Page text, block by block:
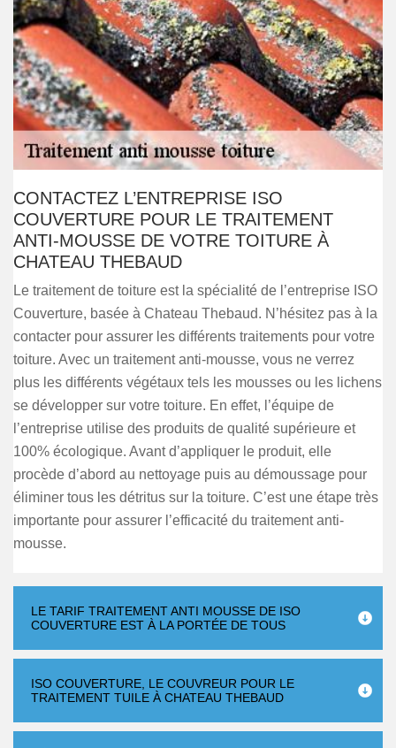
CONTACTEZ L’ENTREPRISE ISO
COUVERTURE POUR LE TRAITEMENT
ANTI-MOUSSE DE VOTRE TOITURE À
CHATEAU THEBAUD
Le traitement de toiture est la spécialité de l’entreprise ISO
Couverture, basée à Chateau Thebaud. N’hésitez pas à la
contacter pour assurer les différents traitements pour votre
toiture. Avec un traitement anti-mousse, vous ne verrez
plus les différents végétaux tels les mousses ou les lichens
se développer sur votre toiture. En effet, l’équipe de
l’entreprise utilise des produits de qualité supérieure et
100% écologique. Avant d’appliquer le produit, elle
procède d’abord au nettoyage puis au démoussage pour
éliminer tous les détritus sur la toiture. C’est une étape très
importante pour assurer l’efficacité du traitement anti-
mousse.
LE TARIF TRAITEMENT ANTI MOUSSE DE ISO
COUVERTURE EST À LA PORTÉE DE TOUS
ISO COUVERTURE, LE COUVREUR POUR LE
TRAITEMENT TUILE À CHATEAU THEBAUD